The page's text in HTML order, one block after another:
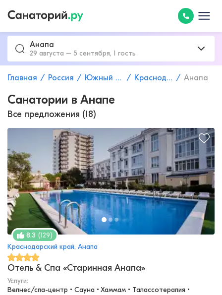
Анапа
29 августа – 5 сентября, 1 гость
Главная Россия Южный федеральный округ Краснодарский край Анапа
Санатории в Анапе
Все предложения (18)
8.3 (129)
Краснодарский край, Анапа
Отель & Спа «Старинная Анапа»
Услуги:
Велнес/спа-центр • Сауна • Хаммам • Талассотерапия •